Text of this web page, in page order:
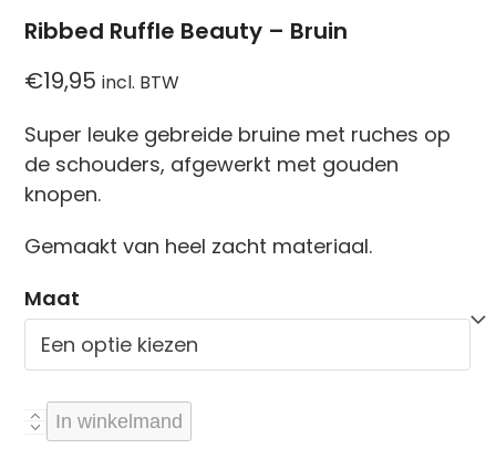
Ribbed Ruffle Beauty – Bruin
€19,95 incl. BTW
Super leuke gebreide bruine met ruches op
de schouders, afgewerkt met gouden
knopen.
Gemaakt van heel zacht materiaal.
Maat
Ribbed
In winkelmand